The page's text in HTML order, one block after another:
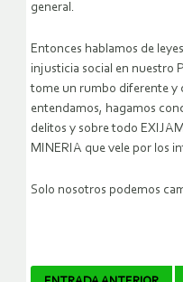
general.
Entonces hablamos de
injusticia social en nuestro
tome un rumbo diferente y
entendamos, hagamos
delitos y sobre todo
MINERIA que vele por los
Solo nosotros podemos